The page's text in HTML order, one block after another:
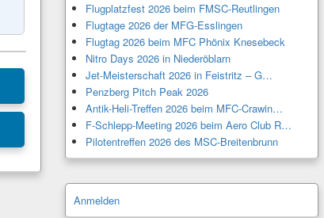
Flugplatzfest 2026 beim FMSC-Reutlingen
Flugtage 2026 der MFG-Esslingen
Flugtag 2026 beim MFC Phönix Knesebeck
Nitro Days 2026 in Niederöblarn
Jet-Meisterschaft 2026 in Feistritz – G…
Penzberg Pitch Peak 2026
Antik-Heli-Treffen 2026 beim MFC-Crawin…
F-Schlepp-Meeting 2026 beim Aero Club R…
Pilotentreffen 2026 des MSC-Breitenbrunn
Anmelden